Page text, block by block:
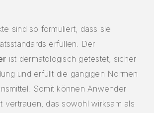
sind so formuliert, dass sie
erfüllen. Der
ist dermatologisch getestet, sicher
und erfüllt die gängigen Normen
Somit können Anwender
vertrauen, das sowohl wirksam als